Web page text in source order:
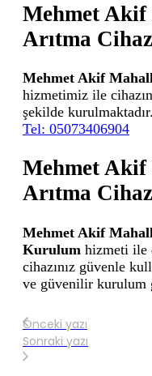
Mehmet Akif
Arıtma
Mehmet Akif
hizmetimiz ile
şekilde
Tel: 05073406904
Mehmet Akif
Arıtma
Mehmet Akif
Kurulum hizmeti ile
cihazınız güvenle
ve güvenilir kurulum
Önceki yazı
Sonraki yazı